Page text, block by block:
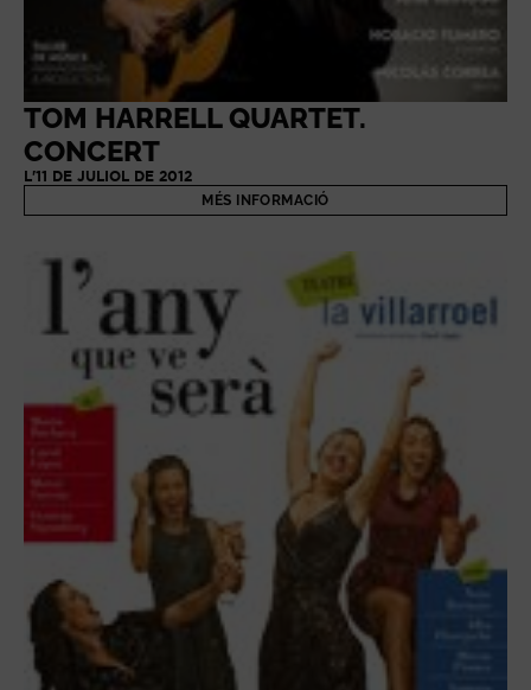
TOM HARRELL QUARTET.
CONCERT
L'11 DE JULIOL DE 2012
MÉS INFORMACIÓ